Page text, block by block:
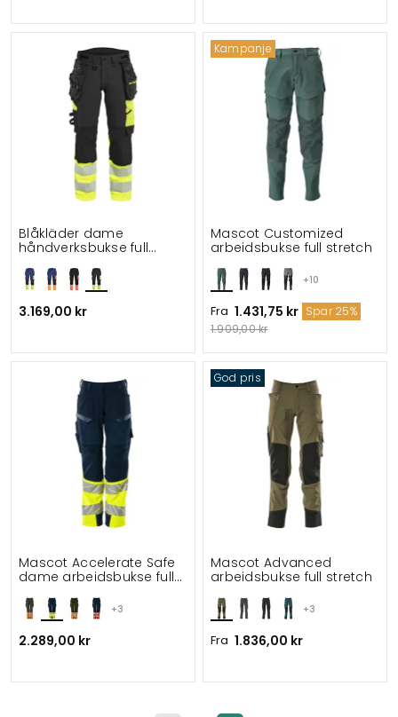
Blåkläder dame
håndverksbukse full
3.169,00 kr
Kampanje
+10
Mascot Customized
arbeidsbukse full stretch
Fra 1.431,75 kr Spar 25%
1.909,00 kr
+3
Mascot Accelerate Safe
dame arbeidsbukse full
2.289,00 kr
God pris
+3
Mascot Advanced
arbeidsbukse full stretch
Fra 1.836,00 kr